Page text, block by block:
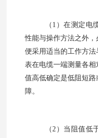
（ 1 ）在测定电
性能与操作方法之外
便采用适当的工作方
表在电缆一端测量各
值高低确定是低阻短
障。
（2 ）当阻值低